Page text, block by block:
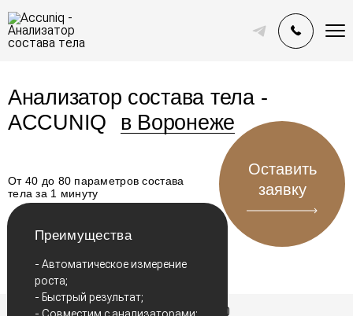
Анализатор состава тела -
ACCUNIQ
в Воронеже
От 40 до 80 параметров состава
тела за 1 минуту
Оставить
заявку
Преимущества